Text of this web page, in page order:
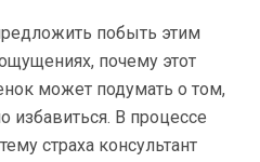
побыть этим
почему этот
может подумать о том,
избавиться. В процессе
страха консультант